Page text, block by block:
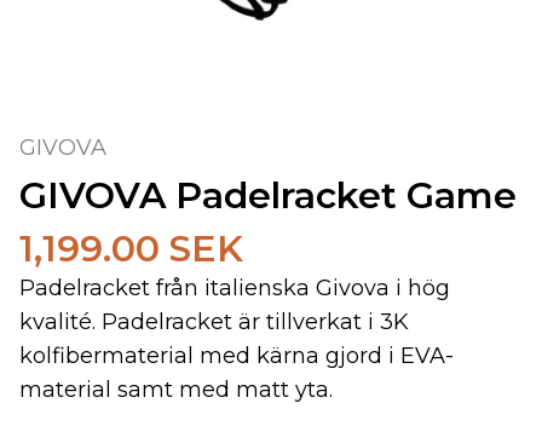
GIVOVA
GIVOVA Padelracket Game
1,199.00 SEK
Padelracket från italienska Givova i hög
kvalité. Padelracket är tillverkat i 3K
kolfibermaterial med kärna gjord i EVA-
material samt med matt yta.